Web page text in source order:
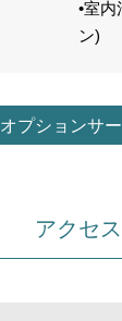
•室
ン)
オプションサ
アクセス